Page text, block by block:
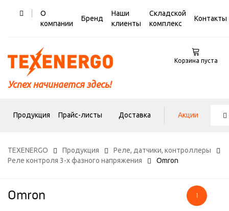
О
компании
Бренд
Наши
клиенты
Складской
комплекс
Контакты
Успех начинается здесь!
Корзина пуста
Продукция Прайс-листы Доставка Акции
TEXENERGO Продукция
Реле, датчики, контроллеры
Реле контроля 3-х фазного напряжения
Omron
Omron 1